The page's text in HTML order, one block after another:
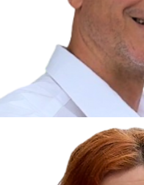
Cookies sú malé textové
webovými stránkami, aby
Vďaka cookies vám môžeme
naozaj hľadáte a chcete nájsť.
Kedykoľvek sa môžete
používania cookies chcete
Zákon uvádza, že môžeme
zariadení, pokiaľ sú
Cookies, ktoré
Technické a nevyhnutné